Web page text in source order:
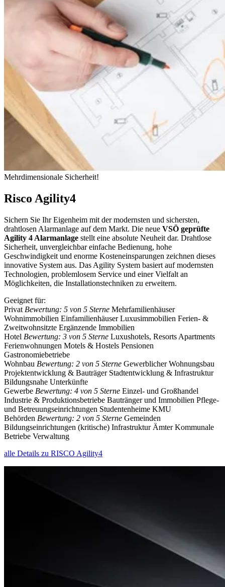
Mehrdimensionale Sicherheit!
Risco Agility4
Sichern Sie Ihr Eigenheim mit der modernsten und sichersten,
drahtlosen Alarmanlage auf dem Markt. Die neue VSÖ geprüfte
Agility 4 Alarmanlage stellt eine absolute Neuheit dar. Drahtlose
Sicherheit, unvergleichbar einfache Bedienung, hohe
Geschwindigkeit und enorme Kosteneinsparungen zeichnen dieses
innovative System aus. Das Agility System basiert auf modernsten
Technologien, problemlosem Service und einer Vielfalt an
Möglichkeiten, die Installationstechniken zu erweitern.
Geeignet für:
Privat Bewertung: 5 von 5 Sterne Mehrfamilienhäuser
Wohnimmobilien Einfamilienhäuser Luxusimmobilien Ferien- &
Zweitwohnsitzte Ergänzende Immobilien
Hotel Bewertung: 3 von 5 Sterne Luxushotels, Resorts Apartments
Ferienwohnungen Motels & Hostels Pensionen
Gastronomiebetriebe
Wohnbau Bewertung: 2 von 5 Sterne Gewerblicher Wohnungsbau
Projektentwicklung & Bauträger Stadtentwicklung & Infrastruktur
Bildungsnahe Unterkünfte
Gewerbe Bewertung: 4 von 5 Sterne Einzel- und Großhandel
Industrie & Produktionsbetriebe Bautränger und Immobilien Pflege-
und Betreuungseinrichtungen Studentenheime KMU
Behörden Bewertung: 2 von 5 Sterne Gemeinden
Bildungseinrichtungen (kritische) Infrastruktur Ämter Kommunale
Betriebe Verwaltung
alle Details zu RISCO Agility4